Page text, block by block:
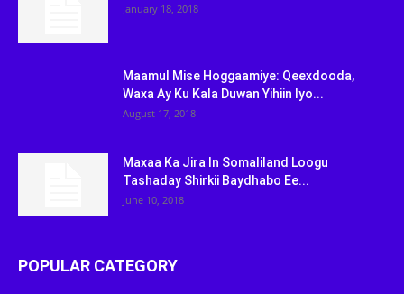
January 18, 2018
Maamul Mise Hoggaamiye: Qeexdooda,
Waxa Ay Ku Kala Duwan Yihiin Iyo...
August 17, 2018
Maxaa Ka Jira In Somaliland Loogu
Tashaday Shirkii Baydhabo Ee...
June 10, 2018
POPULAR CATEGORY